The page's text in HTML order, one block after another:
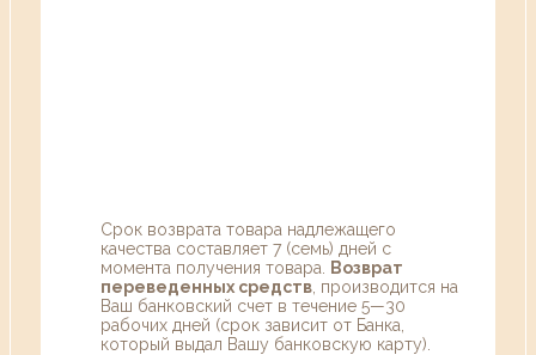
Срок возврата товара надлежащего
качества составляет 7 (семь) дней с
момента получения товара.
Возврат
переведенных средств , производится на
Ваш банковский счет в течение 5—30
рабочих дней (срок зависит от Банка,
который выдал Вашу банковскую карту).